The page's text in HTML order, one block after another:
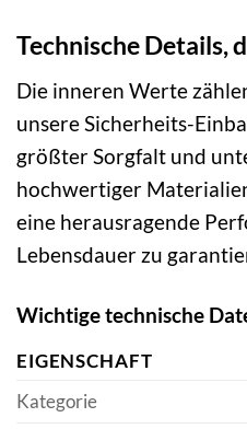
Technische Details,
Die inneren Werte
unsere Sicherheits-
größter Sorgfalt und
hochwertiger
eine herausragende
Lebensdauer zu
Wichtige technische
EIGENSCHAFT
Kategorie